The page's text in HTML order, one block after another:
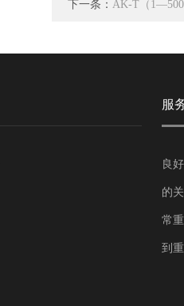
下一条： AK-T（
服
良
的
常
到